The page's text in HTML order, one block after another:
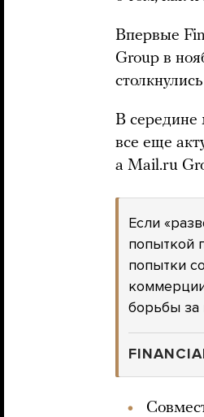
Впервые
Group в
В середине
все еще
a Mail.ru
Если
попыткой
попытки
борьбы за